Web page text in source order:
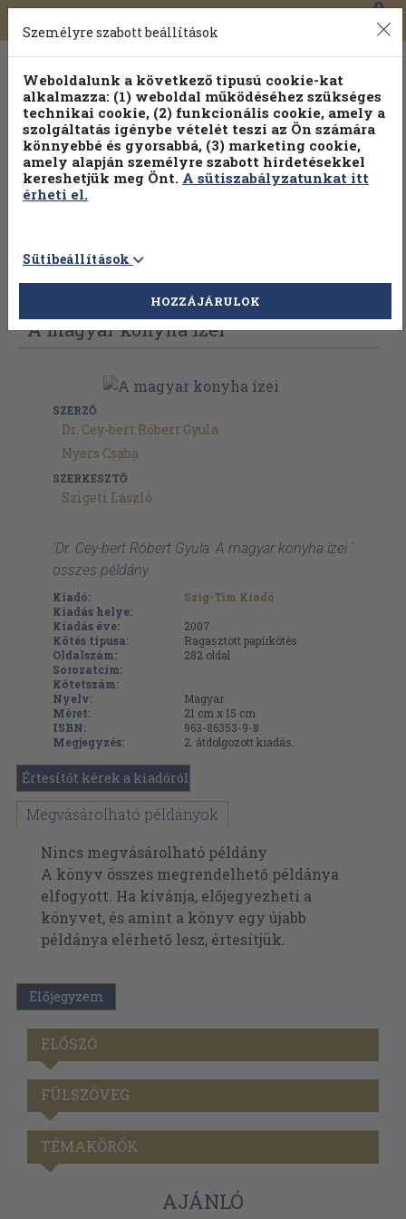
Toggle
navigation
0
Vissza az előző oldalra Válasszon példányt
A magyar konyha ízei
SZERZŐ
Dr. Cey-bert Róbert Gyula
Nyers Csaba
SZERKESZTŐ
Szigeti László
'Dr. Cey-bert Róbert Gyula: A magyar konyha ízei '
összes példány
Kiadó:
Szig-Tim Kiadó
Kiadás helye:
Kiadás éve:
2007
Kötés típusa:
Ragasztott papírkötés
Oldalszám:
282 oldal
Sorozatcím:
Kötetszám:
Nyelv:
Magyar
Méret:
21 cm x 15 cm
ISBN:
963-86353-9-8
Megjegyzés:
2. átdolgozott kiadás.
Értesítőt kérek a kiadóról
Megvásárolható példányok
Nincs megvásárolható példány
A könyv összes megrendelhető példánya
elfogyott. Ha kívánja, előjegyezheti a
könyvet, és amint a könyv egy újabb
példánya elérhető lesz, értesítjük.
Előjegyzem
ELŐSZÓ
FÜLSZÖVEG
TÉMAKÖRÖK
AJÁNLÓ
Személyre szabott beállítások
Weboldalunk a következő típusú cookie-kat
alkalmazza: (1) weboldal működéséhez szükséges
technikai cookie, (2) funkcionális cookie, amely a
szolgáltatás igénybe vételét teszi az Ön számára
könnyebbé és gyorsabbá, (3) marketing cookie,
amely alapján személyre szabott hirdetésekkel
kereshetjük meg Önt. A sütiszabályzatunkat itt
érheti el.
Sütibeállítások
HOZZÁJÁRULOK